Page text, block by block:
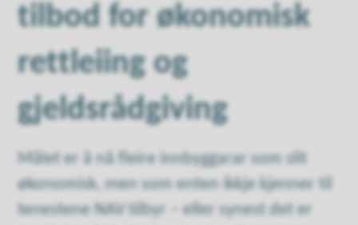
tilbod for økonomisk
rettleiing og
gjeldsrådgiving
Målet er å nå fleire innbyggarar som slit
økonomisk, men som enten ikkje kjenner til
tenestene NAV tilbyr – eller synest det er